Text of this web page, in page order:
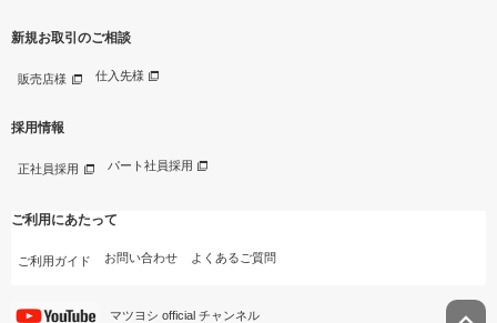
新規お取引のご相談
販売店様 仕入先様
採用情報
正社員採用 パート社員採用
ご利用にあたって
ご利用ガイド お問い合わせ よくあるご質問
マツヨシ official チャンネル